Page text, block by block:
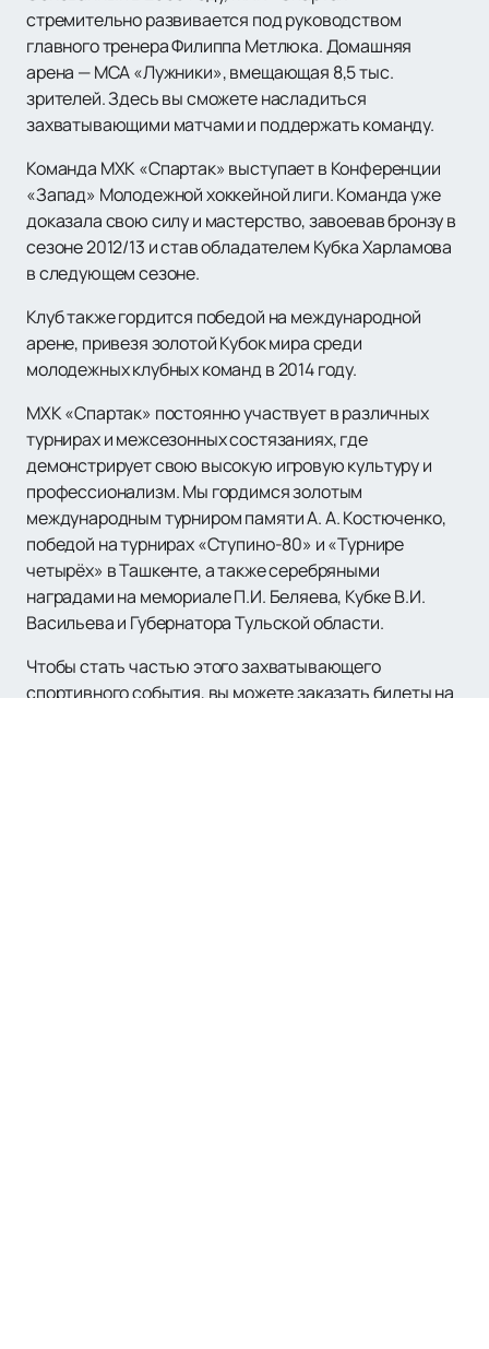
стремительно развивается под руководством
главного тренера Филиппа Метлюка. Домашняя
арена — МСА «Лужники», вмещающая 8,5 тыс.
зрителей. Здесь вы сможете насладиться
захватывающими матчами и поддержать команду.
Команда МХК «Спартак» выступает в Конференции
«Запад» Молодежной хоккейной лиги. Команда уже
доказала свою силу и мастерство, завоевав бронзу в
сезоне 2012/13 и став обладателем Кубка Харламова
в следующем сезоне.
Клуб также гордится победой на международной
арене, привезя золотой Кубок мира среди
молодежных клубных команд в 2014 году.
МХК «Спартак» постоянно участвует в различных
турнирах и межсезонных состязаниях, где
демонстрирует свою высокую игровую культуру и
профессионализм. Мы гордимся золотым
международным турниром памяти А. А. Костюченко,
победой на турнирах «Ступино-80» и «Турнире
четырёх» в Ташкенте, а также серебряными
наградами на мемориале П.И. Беляева, Кубке В.И.
Васильева и Губернатора Тульской области.
Чтобы стать частью этого захватывающего
спортивного события, вы можете заказать билеты на